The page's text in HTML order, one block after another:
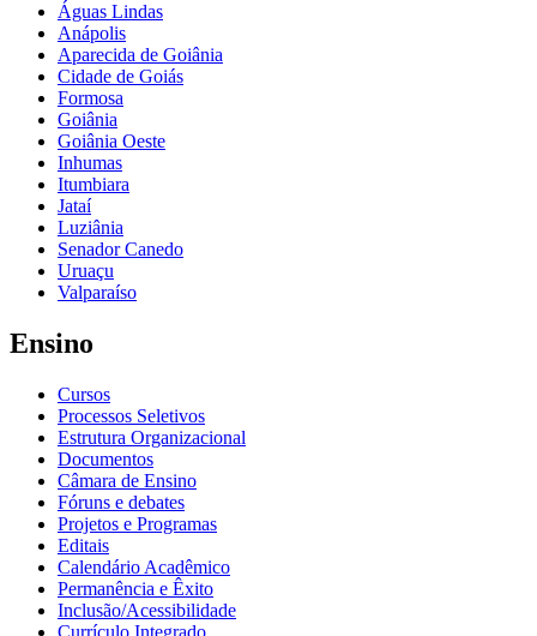
Águas Lindas
Anápolis
Aparecida de Goiânia
Cidade de Goiás
Formosa
Goiânia
Goiânia Oeste
Inhumas
Itumbiara
Jataí
Luziânia
Senador Canedo
Uruaçu
Valparaíso
Ensino
Cursos
Processos Seletivos
Estrutura Organizacional
Documentos
Câmara de Ensino
Fóruns e debates
Projetos e Programas
Editais
Calendário Acadêmico
Permanência e Êxito
Inclusão/Acessibilidade
Currículo Integrado